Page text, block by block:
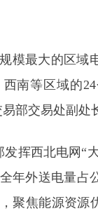
模最大的区域
南等区域的
部交易处副处
发挥西北电网“
年外送电量占
聚焦能源资源